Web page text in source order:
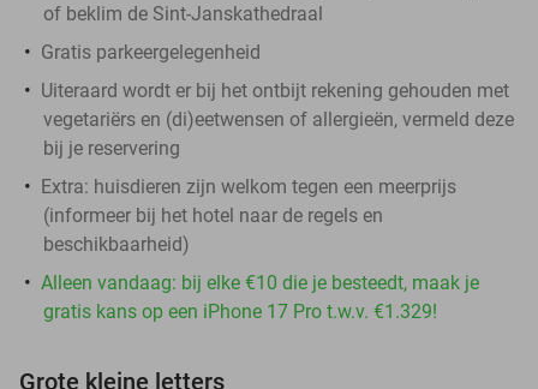
of beklim de Sint-Janskathedraal
Gratis parkeergelegenheid
Uiteraard wordt er bij het ontbijt rekening gehouden met
vegetariërs en (di)eetwensen of allergieën, vermeld deze
bij je reservering
Extra: huisdieren zijn welkom tegen een meerprijs
(informeer bij het hotel naar de regels en
beschikbaarheid)
Alleen vandaag: bij elke €10 die je besteedt, maak je
gratis kans op een iPhone 17 Pro t.w.v. €1.329!
Grote kleine letters